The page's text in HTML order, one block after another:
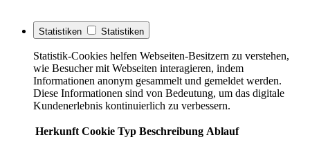
Statistiken Statistiken
Statistik-Cookies helfen Webseiten-Besitzern zu verstehen,
wie Besucher mit Webseiten interagieren, indem
Informationen anonym gesammelt und gemeldet werden.
Diese Informationen sind von Bedeutung, um das digitale
Kundenerlebnis kontinuierlich zu verbessern.
Herkunft Cookie Typ Beschreibung Ablauf